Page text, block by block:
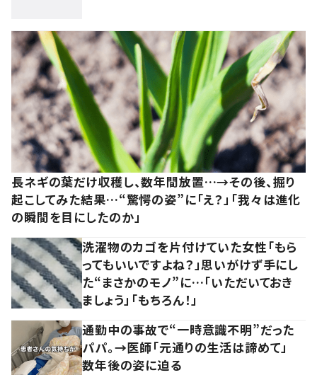
長ネギの葉だけ収穫し、数年間放置…→その後、掘り
起こしてみた結果…“驚愕の姿”に「え？」「我々は進化
の瞬間を目にしたのか」
洗濯物のカゴを片付けていた女性「もら
ってもいいですよね？」思いがけず手にし
た“まさかのモノ”に…「いただいておき
ましょう」「もちろん！」
通勤中の事故で“一時意識不明”だった
パパ。→医師「元通りの生活は諦めて」
数年後の姿に迫る